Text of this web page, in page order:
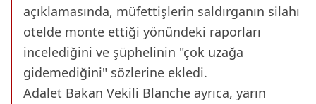
açıklamasında, müfettişlerin saldırganın silahı
otelde monte ettiği yönündeki raporları
incelediğini ve şüphelinin "çok uzağa
gidemediğini" sözlerine ekledi.
Adalet Bakan Vekili Blanche ayrıca, yarın